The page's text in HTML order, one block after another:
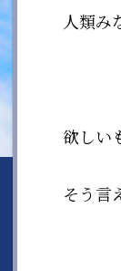
人類み
欲しい
そう言